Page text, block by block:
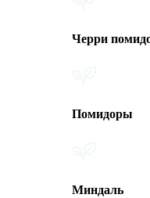
Черри помидоры
Помидоры